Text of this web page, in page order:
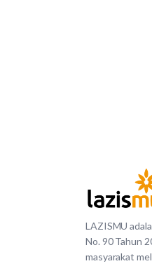
LAZISMU
No. 90 Tahun
masyarakat